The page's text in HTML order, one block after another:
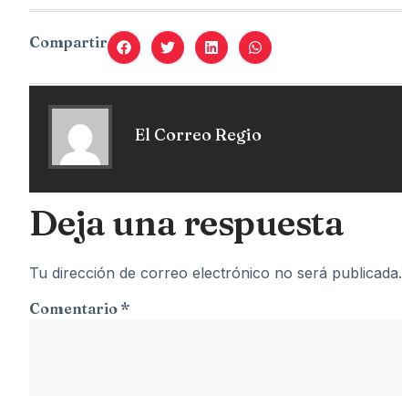
Compartir
El Correo Regio
Deja una respuesta
Tu dirección de correo electrónico no será publicada.
Comentario *